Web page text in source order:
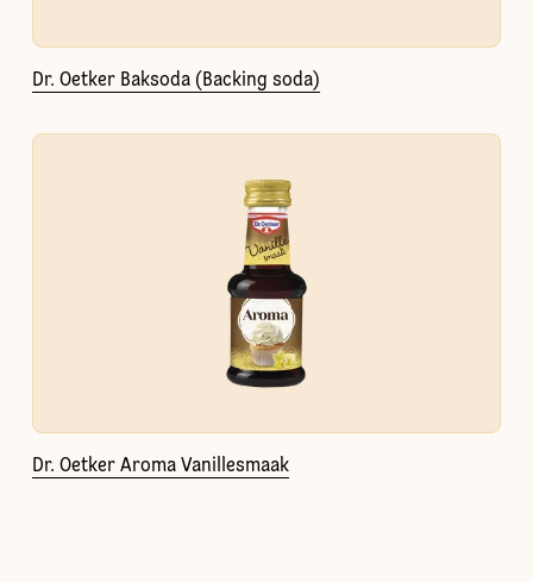
Dr. Oetker Baksoda (Backing soda)
Dr. Oetker Aroma Vanillesmaak